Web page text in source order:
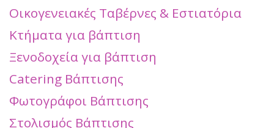
Οικογενειακές Ταβέρνες & Εστιατόρια
Κτήματα για βάπτιση
Ξενοδοχεία για βάπτιση
Catering Βάπτισης
Φωτογράφοι Βάπτισης
Στολισμός Βάπτισης